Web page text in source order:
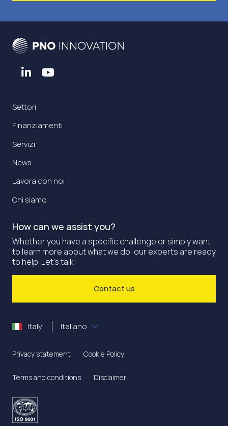
Settori
Finanziamenti
Servizi
News
Lavora con noi
Chi siamo
How can we assist you?
Whether you have a specific challenge or simply want
to learn more about what we do, our experts are ready
to help. Let's talk!
Contact us
Italy Italiano
Privacy statement Cookie Policy
Terms and conditions Disclaimer